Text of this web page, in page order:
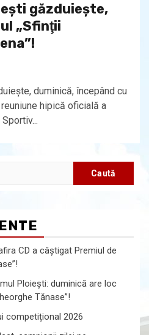
găzduieşte,
„Sfinţii
duminică, începând cu
hipică oficială a
CD a câştigat Premiul de
Ploieşti: duminică are loc
Tănase”!
competițional 2026